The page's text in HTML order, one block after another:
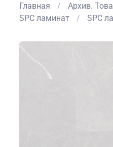
Главная Архив.
SPC ламинат
SPC